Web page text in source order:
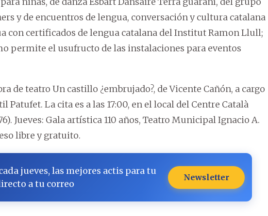
y de encuentros de lengua, conversación y cultura catalana
con certificados de lengua catalana del Institut Ramon Llull;
permite el usufructo de las instalaciones para eventos
de teatro Un castillo ¿embrujado?, de Vicente Cañón, a cargo
Patufet. La cita es a las 17:00, en el local del Centre Català
Jueves: Gala artística 110 años, Teatro Municipal Ignacio A.
libre y gratuito.
jueves, las mejores actis para tu
a tu correo
Newsletter